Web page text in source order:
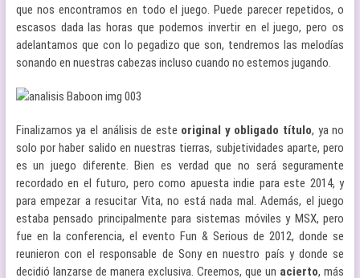
que nos encontramos en todo el juego. Puede parecer repetidos, o
escasos dada las horas que podemos invertir en el juego, pero os
adelantamos que con lo pegadizo que son, tendremos las melodías
sonando en nuestras cabezas incluso cuando no estemos jugando.
Finalizamos ya el análisis de este original y obligado título, ya no
solo por haber salido en nuestras tierras, subjetividades aparte, pero
es un juego diferente. Bien es verdad que no será seguramente
recordado en el futuro, pero como apuesta indie para este 2014, y
para empezar a resucitar Vita, no está nada mal. Además, el juego
estaba pensado principalmente para sistemas móviles y MSX, pero
fue en la conferencia, el evento Fun & Serious de 2012, donde se
reunieron con el responsable de Sony en nuestro país y donde se
decidió lanzarse de manera exclusiva. Creemos, que un acierto, más